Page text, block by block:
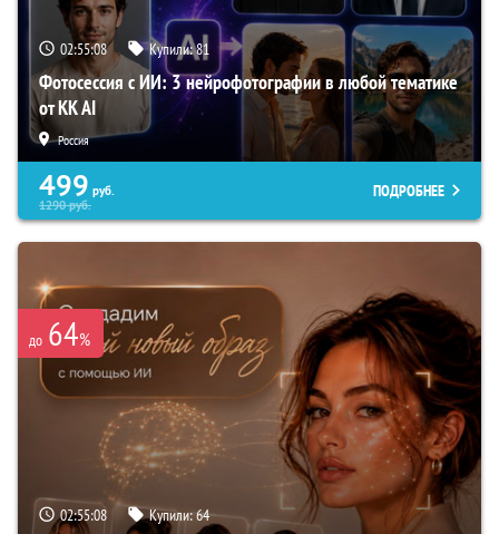
02:55:07 Купили:81
Фотосессия с ИИ: 3 нейрофотографии в любой тематике
от KK AI
Россия
499 руб.
1290руб.
ПОДРОБНЕЕ
до 64%
02:55:07 Купили:64